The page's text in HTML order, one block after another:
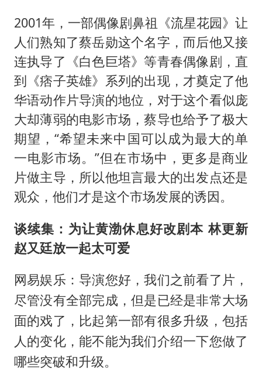
2001年，一部偶像剧鼻祖《流星花园》让
人们熟知了蔡岳勋这个名字，而后他又接
连执导了《白色巨塔》等青春偶像剧，直
到《痞子英雄》系列的出现，才奠定了他
华语动作片导演的地位，对于这个看似庞
大却薄弱的电影市场，蔡导也给予了极大
期望，“希望未来中国可以成为最大的单
一电影市场。”但在市场中，更多是商业
片做主导，所以他坦言最大的出发点还是
观众，他们才是这个市场发展的诱因。
谈续集：为让黄渤休息好改剧本 林更新
赵又廷放一起太可爱
网易娱乐：导演您好，我们之前看了片，
尽管没有全部完成，但是已经是非常大场
面的戏了，比起第一部有很多升级，包括
人的变化，能不能为我们介绍一下您做了
哪些突破和升级。